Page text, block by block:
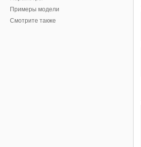
Примеры модели
Смотрите также